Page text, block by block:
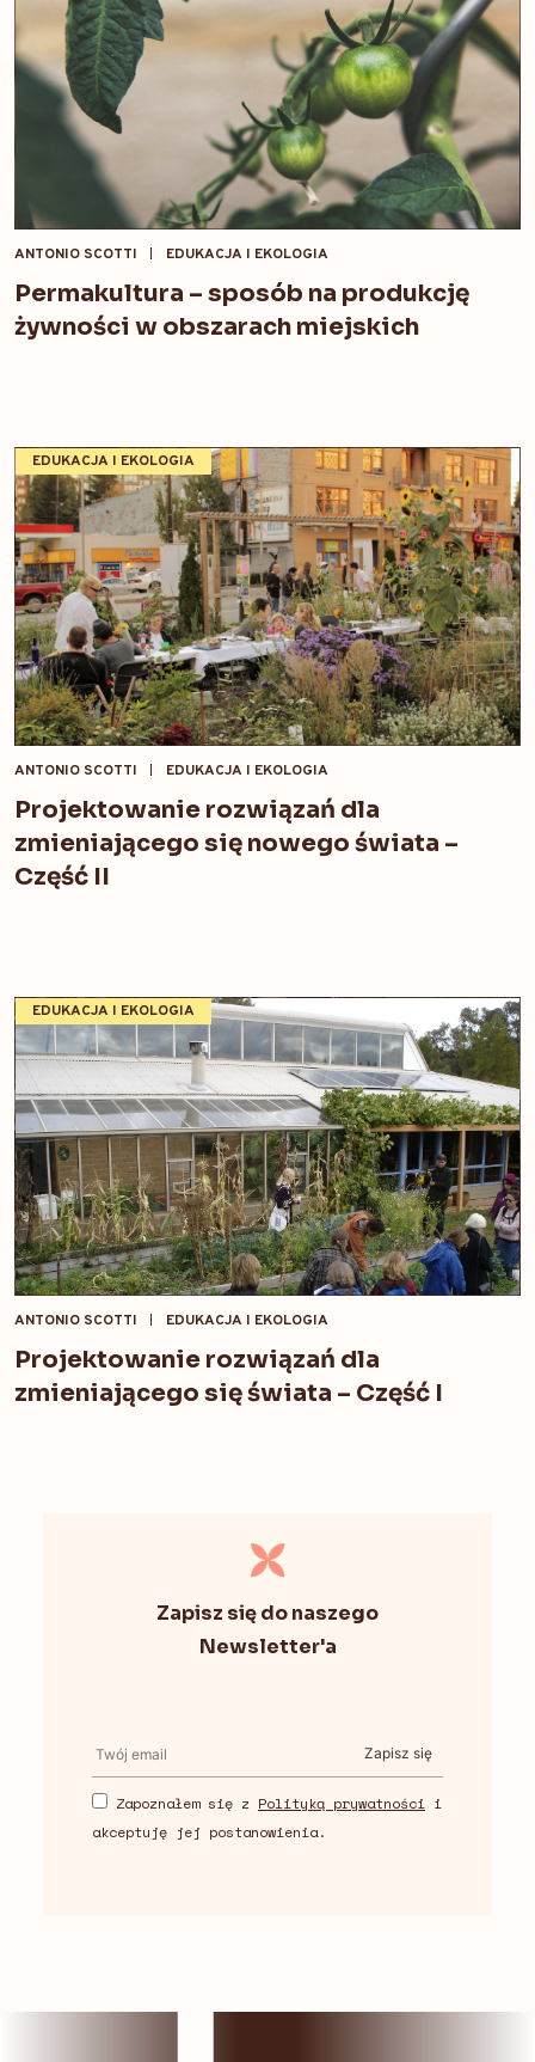
ANTONIO SCOTTI EDUKACJA I EKOLOGIA
Permakultura – sposób na produkcję
żywności w obszarach miejskich
EDUKACJA I EKOLOGIA
ANTONIO SCOTTI EDUKACJA I EKOLOGIA
Projektowanie rozwiązań dla
zmieniającego się nowego świata –
Część II
EDUKACJA I EKOLOGIA
ANTONIO SCOTTI EDUKACJA I EKOLOGIA
Projektowanie rozwiązań dla
zmieniającego się świata – Część I
Zapisz się do naszego
Newsletter'a
Zapisz się
Zapoznałem się z Polityką prywatności i
akceptuję jej postanowienia.